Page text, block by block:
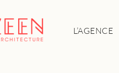
L’AGENCE